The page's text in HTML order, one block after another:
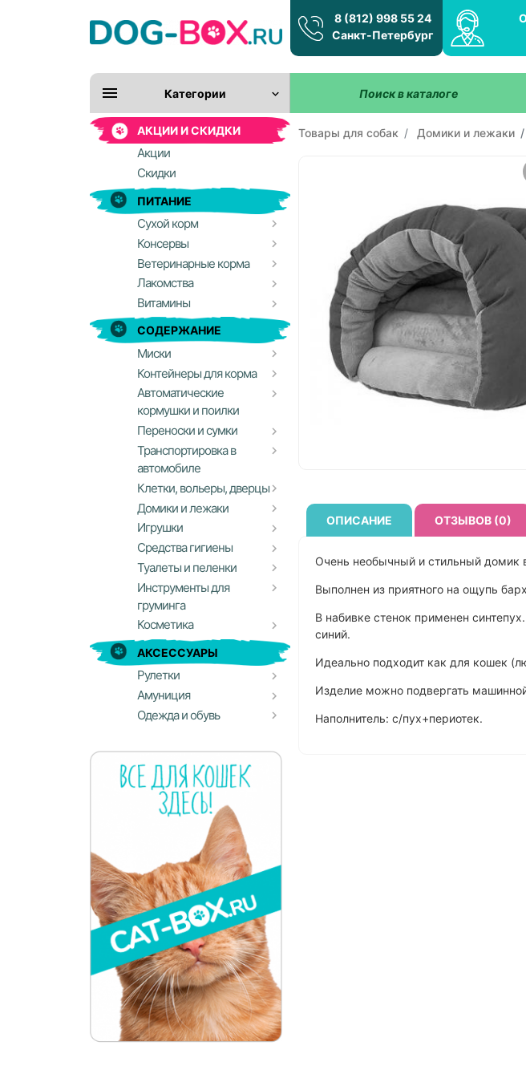
8 (812) 998 55 24
Санкт-Петербург
Категории
АКЦИИ И СКИДКИ
Акции
Скидки
ПИТАНИЕ
Сухой корм
Консервы
Ветеринарные корма
Лакомства
Витамины
СОДЕРЖАНИЕ
Миски
Контейнеры для корма
Автоматические
кормушки и поилки
Переноски и сумки
Транспортировка в
автомобиле
Клетки, вольеры, дверцы
Домики и лежаки
Игрушки
Средства гигиены
Туалеты и пеленки
Инструменты для
груминга
Косметика
АКСЕССУАРЫ
Рулетки
Амуниция
Одежда и обувь
Товары для собак Домики и лежаки
ОПИСАНИЕ ОТЗЫВОВ (0)
Очень необычный и стильный домик
Выполнен из приятного на ощупь
В набивке стенок применен
синий.
Идеально подходит как для кошек
Изделие можно подвергать
Наполнитель: с/пух+периотек.